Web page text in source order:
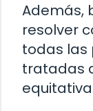
Además,
resolver
todas las
tratadas